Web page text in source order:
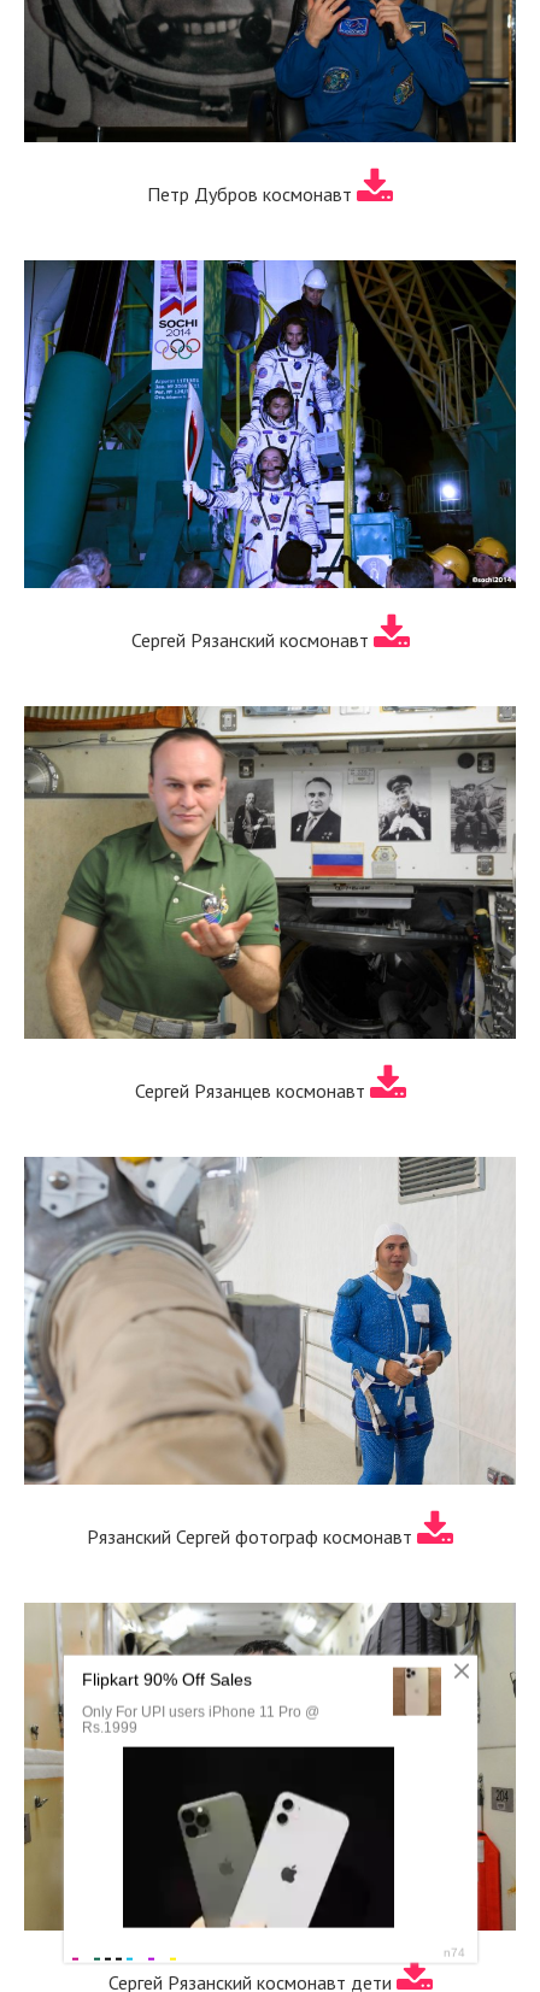
Петр Дубров космонавт
Сергей Рязанский космонавт
Сергей Рязанцев космонавт
Рязанский Сергей фотограф космонавт
Сергей Рязанский космонавт дети